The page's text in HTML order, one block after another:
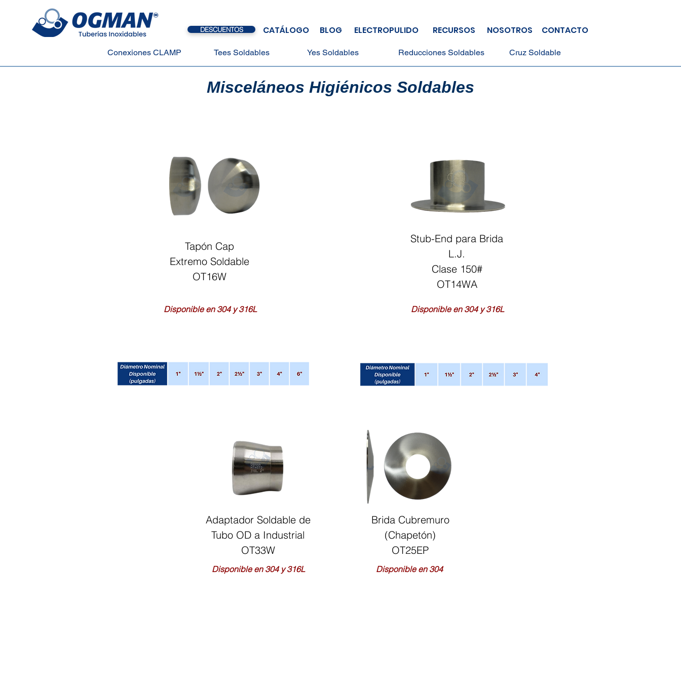
DESCUENTOS CATÁLOGO BLOG ELECTROPULIDO RECURSOS NOSOTROS CONTACTO
Conexiones CLAMP Tees Soldables Yes Soldables Reducciones Soldables Cruz Soldable
Misceláneos Higiénicos Soldables
Tapón Cap
Extremo Soldable
OT16W
Disponible en 304 y 316L
Stub-End para Brida
L.J.
Clase 150#
OT14WA
Disponible en 304 y 316L
Adaptador Soldable de
Tubo OD a Industrial
OT33W
Disponible en 304 y 316L
Brida Cubremuro
(Chapetón)
OT25EP
Disponible en 304